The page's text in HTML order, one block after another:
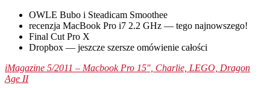
OWLE Bubo i Steadicam Smoothee
recenzja MacBook Pro i7 2.2 GHz — tego najnowszego!
Final Cut Pro X
Dropbox — jeszcze szersze omówienie całości
iMagazine 5/2011 – Macbook Pro 15″, Charlie, LEGO, Dragon
Age II